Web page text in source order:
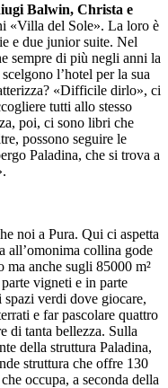
Balwin, Christa e
«Villa del Sole». La loro è
e due junior suite. Nel
sempre di più negli anni la
l’hotel per la sua
«Difficile dirlo», ci
tutti allo stesso
poi, ci sono libri che
possono seguire le
Paladina, che si trova a
noi a Pura. Qui ci aspetta
all’omonima collina gode
anche sugli 85000 m²
vigneti e in parte
verdi dove giocare,
e far pascolare quattro
di tanta bellezza. Sulla
della struttura Paladina,
struttura che offre 130
occupa, a seconda della